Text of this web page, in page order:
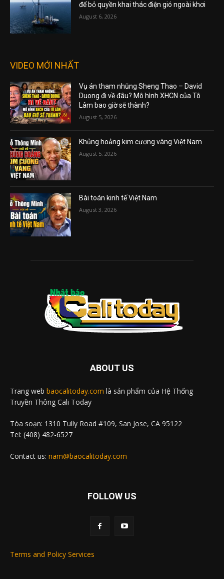
để bỏ quyền khai thác điện gió ngoài khơi
August 6, 2026
VIDEO MỚI NHẤT
Vụ án tham nhũng Sheng Thao – David
Duong đi về đâu? Mô hình XHCN của Tô
Lâm bao giờ sẽ thành?
August 5, 2026
Khủng hoảng kim cương vàng Việt Nam
August 5, 2026
Bài toán kinh tế Việt Nam
August 3, 2026
ABOUT US
Trang web baocalitoday.com là sản phẩm của Hệ Thống
Truyền Thông Cali Today
Tòa soạn: 1310 Tully Road #109, San Jose, CA 95122
Tel: (408) 482-6527
Contact us: nam@baocalitoday.com
FOLLOW US
Terms and Policy Services